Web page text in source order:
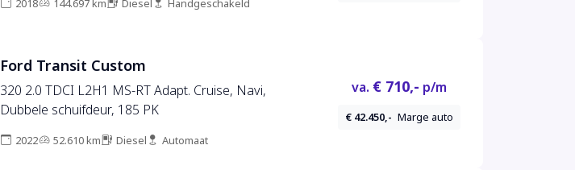
2018 144.697 km Diesel Handgeschakeld
Ford Transit Custom
320 2.0 TDCI L2H1 MS-RT Adapt. Cruise, Navi,
Dubbele schuifdeur, 185 PK
2022 52.610 km Diesel Automaat
va. € 710,- p/m
€ 42.450,- Marge auto